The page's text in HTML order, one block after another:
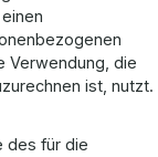
Verwendung, die
ist, nutzt.
des für die